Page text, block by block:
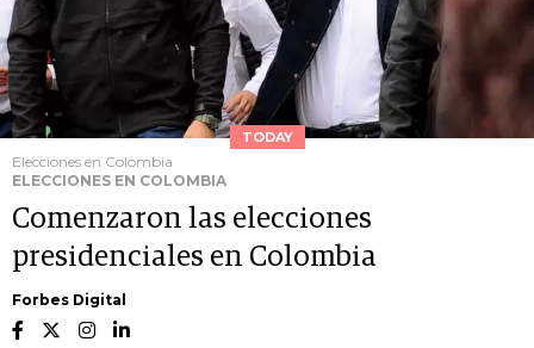
TODAY
Elecciones en Colombia
ELECCIONES EN COLOMBIA
Comenzaron las elecciones
presidenciales en Colombia
Forbes Digital